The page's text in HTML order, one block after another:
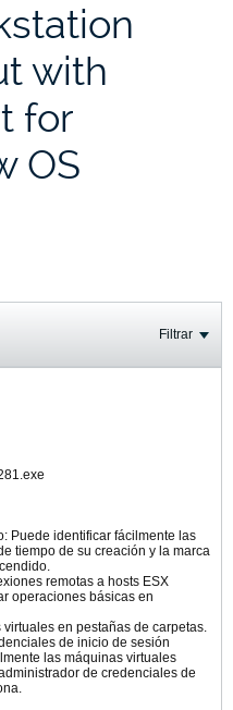
with
for
OS
Filtrar
Puede identificar fácilmente las
tiempo de su creación y la marca
remotas a hosts ESX
operaciones básicas en
en pestañas de carpetas.
de inicio de sesión
las máquinas virtuales
de credenciales de